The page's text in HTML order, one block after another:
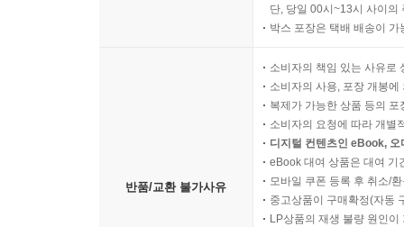
단, 당일 00시~13시 사이의
박스 포장은 택배 배송이
반품/교환 불가사유
소비자의 책임 있는 사유로
소비자의 사용, 포장 개봉
복제가 가능한 상품 등의
소비자의 요청에 따라 개별
디지털 컨텐츠인 eBook,
eBook 대여 상품은 대여 기
모바일 쿠폰 등록 후 취소/
중고상품이 구매확정(자동
LP상품의 재생 불량 원인